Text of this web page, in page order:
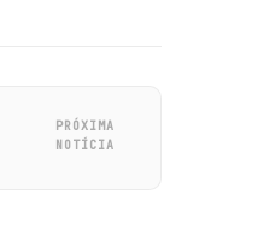
PRÓXIMA
NOTÍCIA